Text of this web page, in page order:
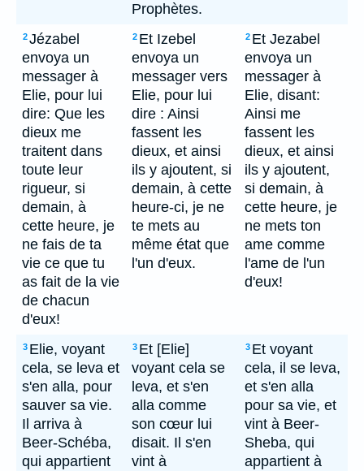
Prophètes.
2Jézabel
envoya un
messager à
Elie, pour lui
dire: Que les
dieux me
traitent dans
toute leur
rigueur, si
demain, à
cette heure, je
ne fais de ta
vie ce que tu
as fait de la vie
de chacun
d'eux!
2 Et Izebel
envoya un
messager vers
Elie, pour lui
dire : Ainsi
fassent les
dieux, et ainsi
ils y ajoutent, si
demain, à cette
heure-ci, je ne
te mets au
même état que
l'un d'eux.
2 Et Jezabel
envoya un
messager à
Elie, disant:
Ainsi me
fassent les
dieux, et ainsi
ils y ajoutent,
si demain, à
cette heure, je
ne mets ton
ame comme
l'ame de l'un
d'eux!
3 Elie, voyant
cela, se leva et
s'en alla, pour
sauver sa vie.
Il arriva à
Beer-Schéba,
qui appartient
3 Et [Elie]
voyant cela se
leva, et s'en
alla comme
son cœur lui
disait. Il s'en
vint à
3 Et voyant
cela, il se leva,
et s'en alla
pour sa vie, et
vint à Beer-
Sheba, qui
appartient à